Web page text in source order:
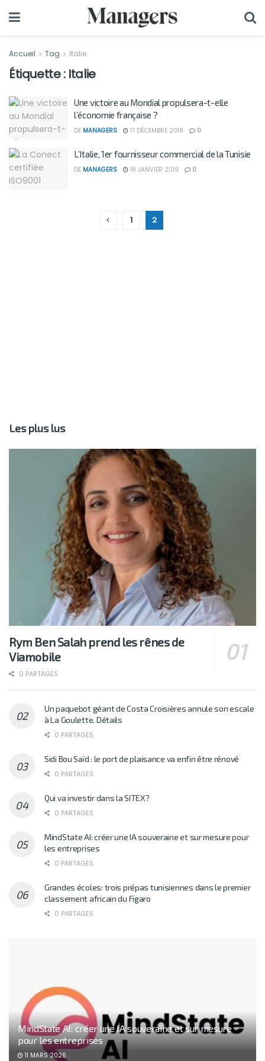
Accueil Tag Italie
Étiquette : Italie
Une victoire au Mondial propulsera-t-elle
l’économie française ?
DE MANAGERS 17 DÉCEMBRE 2018 0
L’Italie, 1er fournisseur commercial de la Tunisie
DE MANAGERS 18 JANVIER 2019 0
1 2
Les plus lus
Rym Ben Salah prend les rênes de
Viamobile
0 PARTAGES
Un paquebot géant de Costa Croisières annule son escale
à La Goulette. Détails
0 PARTAGES
Sidi Bou Saïd : le port de plaisance va enfin être rénové
0 PARTAGES
Qui va investir dans la SITEX?
0 PARTAGES
MindState AI: créer une IA souveraine et sur mesure pour
les entreprises
0 PARTAGES
Grandes écoles: trois prépas tunisiennes dans le premier
classement africain du Figaro
0 PARTAGES
MindState AI: créer une IA souveraine et sur mesure
pour les entreprises
11 MARS 2026